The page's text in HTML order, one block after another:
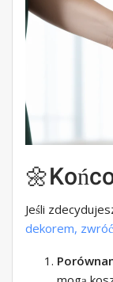
Jeśli
dekorem,